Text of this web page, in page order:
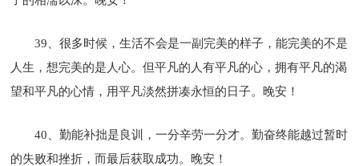
39、很多时候，生活不会是一副完美的样子，能完美的不是
人生，想完美的是人心。但平凡的人有平凡的心，拥有平凡的渴
望和平凡的心情，用平凡淡然拼凑永恒的日子。晚安！
40、勤能补拙是良训，一分辛劳一分才。勤奋终能越过暂时
的失败和挫折，而最后获取成功。晚安！